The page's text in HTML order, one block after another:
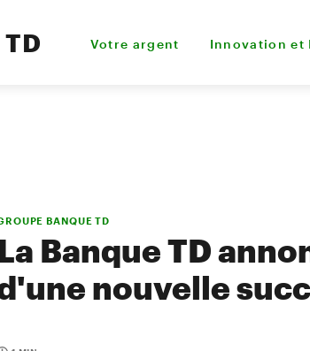
Votre argent Innovation et
BANQUE TD
Banque TD
nouvelle